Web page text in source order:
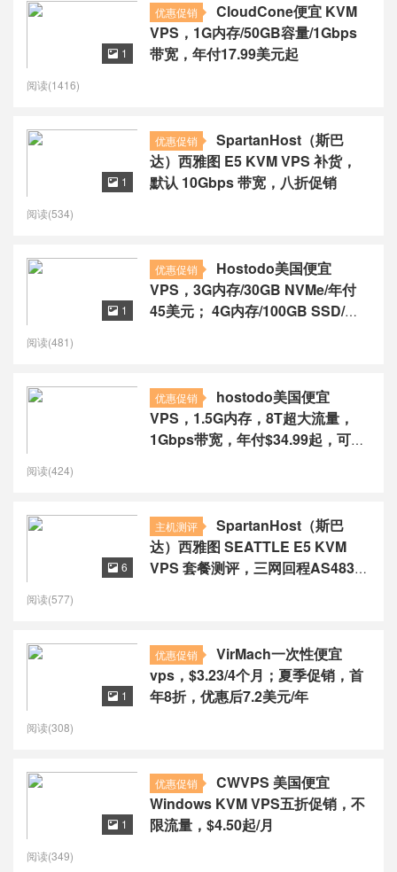
优惠促销
CloudCone便宜 KVM
VPS，1G内存/50GB容量/1Gbps
带宽，年付17.99美元起
 1
阅读(1416)
优惠促销
SpartanHost（斯巴
达）西雅图 E5 KVM VPS 补货，
默认 10Gbps 带宽，八折促销
 1
阅读(534)
优惠促销
Hostodo美国便宜
VPS，3G内存/30GB NVMe/年付
45美元； 4G内存/100GB SSD/年
 1
阅读(481)
优惠促销
hostodo美国便宜
VPS，1.5G内存，8T超大流量，
1Gbps带宽，年付$34.99起，可选
阅读(424)
主机测评
SpartanHost（斯巴
达）西雅图 SEATTLE E5 KVM
VPS 套餐测评，三网回程AS4837
 6
阅读(577)
优惠促销
VirMach一次性便宜
vps，$3.23/4个月；夏季促销，首
年8折，优惠后7.2美元/年
 1
阅读(308)
优惠促销
CWVPS 美国便宜
Windows KVM VPS五折促销，不
限流量，$4.50起/月
 1
阅读(349)